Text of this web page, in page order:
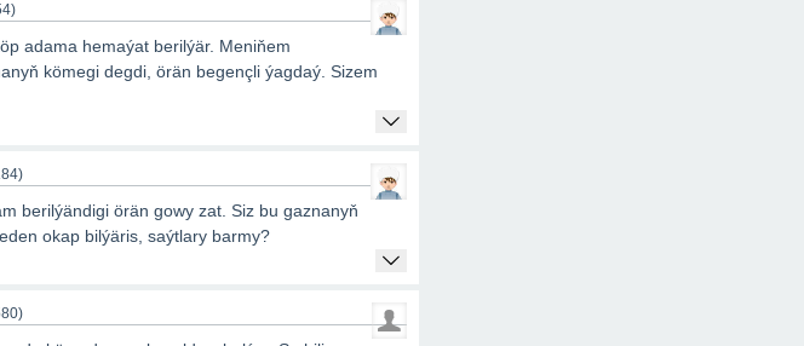
adama hemaýat berilýär. Meniňem
kömegi degdi, örän begençli ýagdaý. Sizem
berilýändigi örän gowy zat. Siz bu gaznanyň
okap bilýäris, saýtlary barmy?